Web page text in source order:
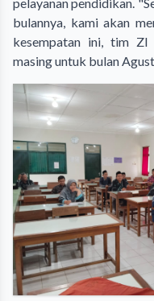
pelayanan pendidikan.
bulannya, kami akan
kesempatan ini, tim ZI
masing untuk bulan